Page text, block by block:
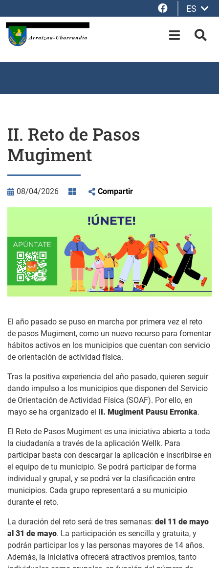
Facebook
ES
OPEN-
II. Reto de Pasos
Mugiment
08/04/2026 Compartir
El año pasado se puso en marcha por primera vez el reto
de pasos Mugiment, como un nuevo recurso para fomentar
hábitos activos en los municipios que cuentan con servicio
de orientación de actividad física.
Tras la positiva experiencia del año pasado, quieren seguir
dando impulso a los municipios que disponen del Servicio
de Orientación de Actividad Física (SOAF). Por ello, en
mayo se ha organizado el II. Mugiment Pausu Erronka.
El Reto de Pasos Mugiment es una iniciativa abierta a toda
la ciudadanía a través de la aplicación Wellk. Para
participar basta con descargar la aplicación e inscribirse en
el equipo de tu municipio. Se podrá participar de forma
individual y grupal, y se podrá ver la clasificación entre
municipios. Cada grupo representará a su municipio
durante el reto.
La duración del reto será de tres semanas: del 11 de mayo
al 31 de mayo. La participación es sencilla y gratuita, y
podrán participar los y las personas mayores de 14 años.
Además, la iniciativa ofrecerá atractivos premios, tanto